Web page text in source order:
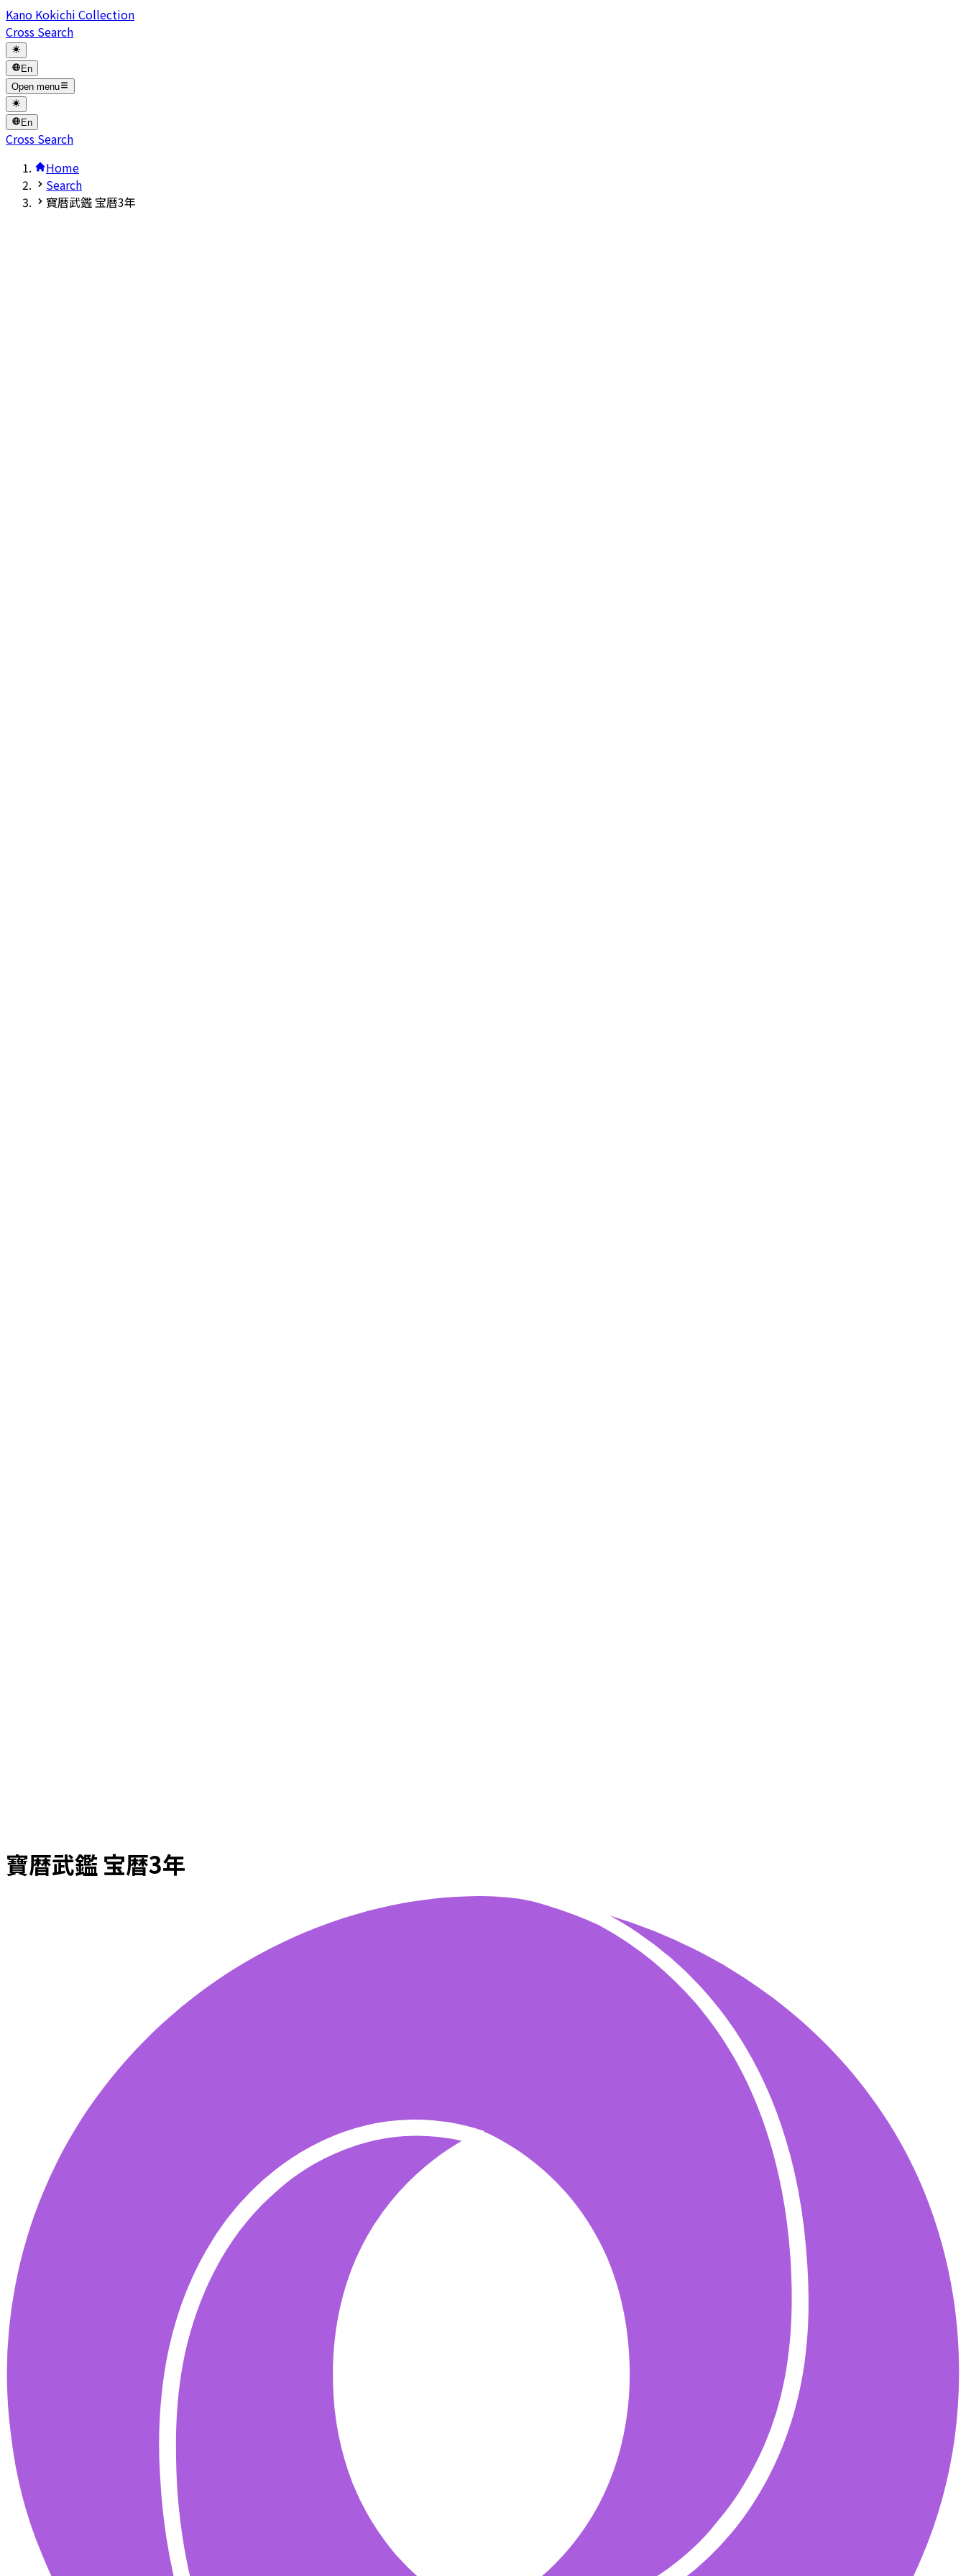
Kano Kokichi Collection
Cross Search
En
Open menu
En
Cross Search
Home
Search
寶暦武鑑 宝暦3年
寶暦武鑑 宝暦3年